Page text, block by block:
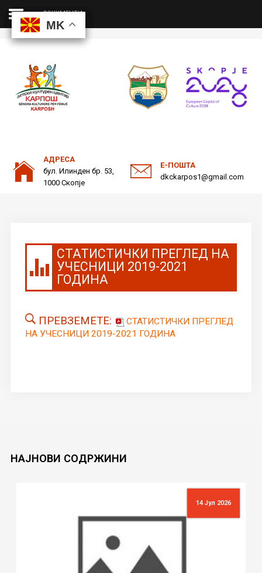
MK
MK
ДКЦ
ОДНОСИ СО ЈАВНОСТ
ДОКУМЕНТИ
MK
MK
АДРЕСА
бул. Илинден бр. 53,
1000 Скопје
Е-ПОШТА
dkckarpos1@gmail.com
Пребарајте на нашата веб страна
СТАТИСТИЧКИ ПРЕГЛЕД НА
УЧЕСНИЦИ 2019-2021
ГОДИНА
ПРЕВЗЕМЕТЕ:
СТАТИСТИЧКИ ПРЕГЛЕД
НА УЧЕСНИЦИ 2019-2021 ГОДИНА
НАЈНОВИ СОДРЖИНИ
14 Јул 2026